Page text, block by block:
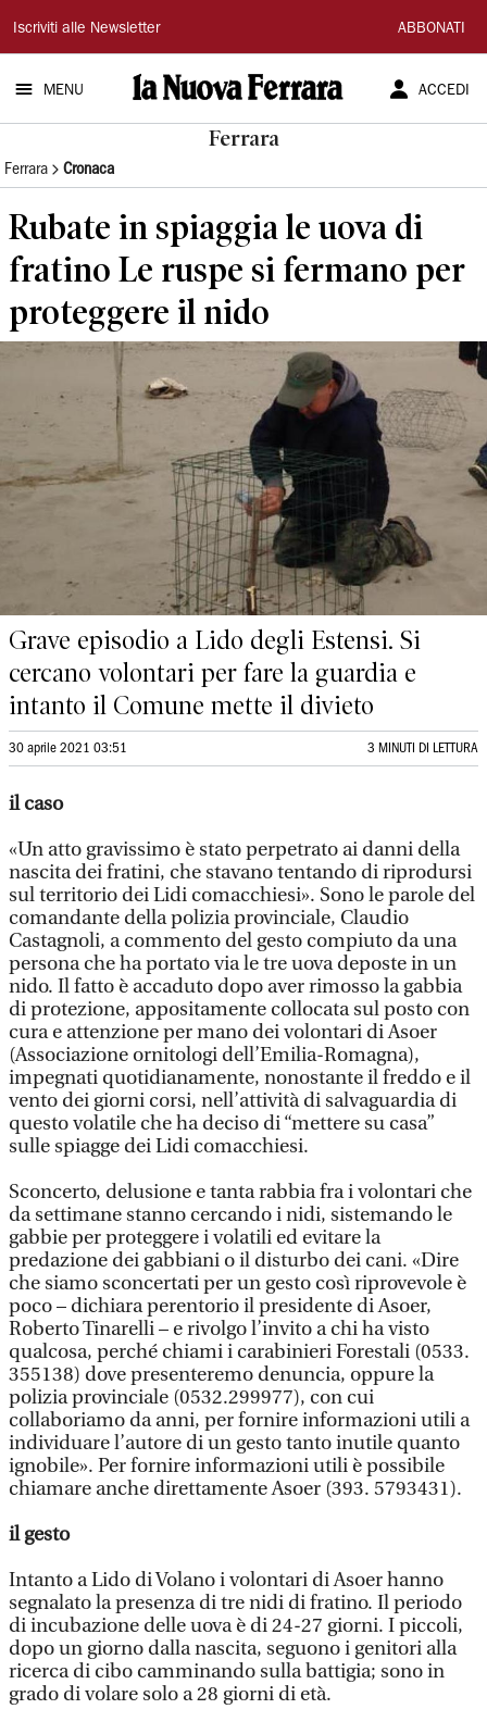
La
Nuova
Ferrara
Iscriviti alle Newsletter ABBONATI
MENU ACCEDI
Ferrara
Ferrara Cronaca
Rubate in spiaggia le uova di
fratino Le ruspe si fermano per
proteggere il nido
Grave episodio a Lido degli Estensi. Si
cercano volontari per fare la guardia e
intanto il Comune mette il divieto
30 aprile 2021 03:51 3 MINUTI DI LETTURA
il caso
«Un atto gravissimo è stato perpetrato ai danni della
nascita dei fratini, che stavano tentando di riprodursi
sul territorio dei Lidi comacchiesi». Sono le parole del
comandante della polizia provinciale, Claudio
Castagnoli, a commento del gesto compiuto da una
persona che ha portato via le tre uova deposte in un
nido. Il fatto è accaduto dopo aver rimosso la gabbia
di protezione, appositamente collocata sul posto con
cura e attenzione per mano dei volontari di Asoer
(Associazione ornitologi dell’Emilia-Romagna),
impegnati quotidianamente, nonostante il freddo e il
vento dei giorni corsi, nell’attività di salvaguardia di
questo volatile che ha deciso di “mettere su casa”
sulle spiagge dei Lidi comacchiesi.
Sconcerto, delusione e tanta rabbia fra i volontari che
da settimane stanno cercando i nidi, sistemando le
gabbie per proteggere i volatili ed evitare la
predazione dei gabbiani o il disturbo dei cani. «Dire
che siamo sconcertati per un gesto così riprovevole è
poco – dichiara perentorio il presidente di Asoer,
Roberto Tinarelli – e rivolgo l’invito a chi ha visto
qualcosa, perché chiami i carabinieri Forestali (0533.
355138) dove presenteremo denuncia, oppure la
polizia provinciale (0532.299977), con cui
collaboriamo da anni, per fornire informazioni utili a
individuare l’autore di un gesto tanto inutile quanto
ignobile». Per fornire informazioni utili è possibile
chiamare anche direttamente Asoer (393. 5793431).
il gesto
Intanto a Lido di Volano i volontari di Asoer hanno
segnalato la presenza di tre nidi di fratino. Il periodo
di incubazione delle uova è di 24-27 giorni. I piccoli,
dopo un giorno dalla nascita, seguono i genitori alla
ricerca di cibo camminando sulla battigia; sono in
grado di volare solo a 28 giorni di età.